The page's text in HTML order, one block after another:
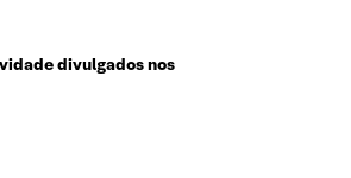
divulgados nos